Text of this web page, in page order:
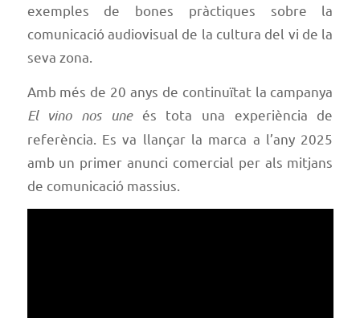
exemples de bones pràctiques sobre la
comunicació audiovisual de la cultura del vi de la
seva zona.
Amb més de 20 anys de continuïtat la campanya
El vino nos uneés tota una experiència de
referència. Es va llançar la marca a l’any 2025
amb un primer anunci comercial per als mitjans
de comunicació massius.